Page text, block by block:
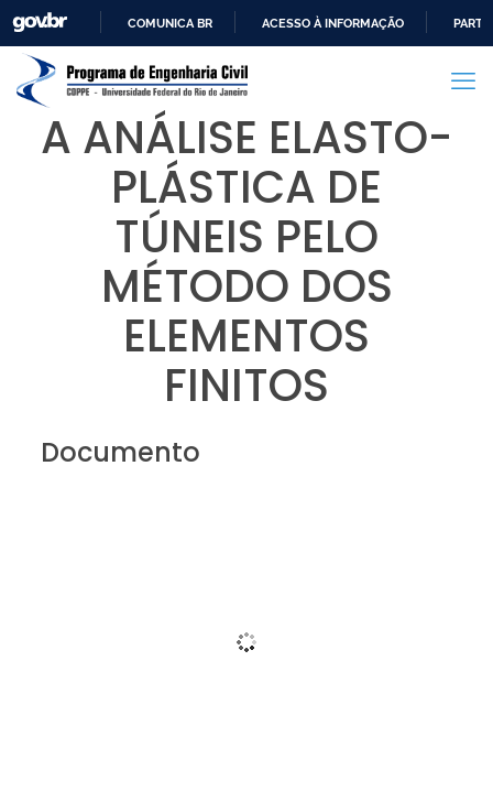
PARA
CONTEÚDO
COMUNICA BR ACESSO À INFORMAÇÃO
A ANÁLISE ELASTO-
PLÁSTICA DE
TÚNEIS PELO
MÉTODO DOS
ELEMENTOS
FINITOS
Documento